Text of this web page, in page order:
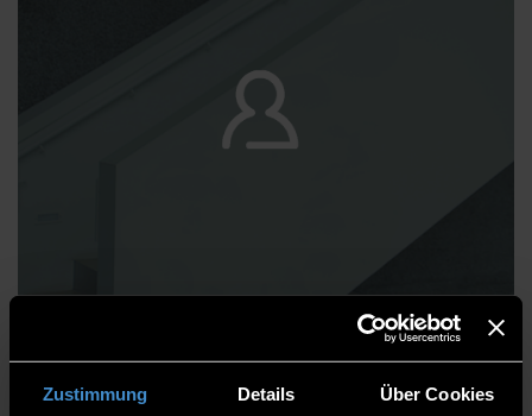
Zustimmung Details Über Cookies
Stephan Weber, B.Eng.